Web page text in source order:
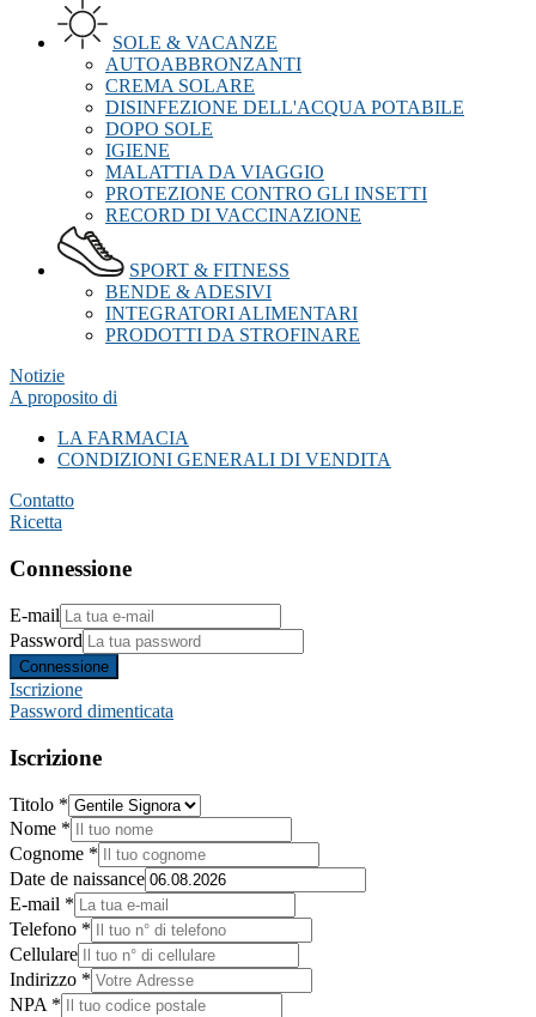
SOLE & VACANZE
AUTOABBRONZANTI
CREMA SOLARE
DISINFEZIONE DELL'ACQUA POTABILE
DOPO SOLE
IGIENE
MALATTIA DA VIAGGIO
PROTEZIONE CONTRO GLI INSETTI
RECORD DI VACCINAZIONE
SPORT & FITNESS
BENDE & ADESIVI
INTEGRATORI ALIMENTARI
PRODOTTI DA STROFINARE
Notizie
A proposito di
LA FARMACIA
CONDIZIONI GENERALI DI VENDITA
Contatto
Ricetta
Connessione
E-mail
Password
Connessione
Iscrizione
Password dimenticata
Iscrizione
Titolo *
Nome *
Cognome *
Date de naissance
E-mail *
Telefono *
Cellulare
Indirizzo *
NPA *